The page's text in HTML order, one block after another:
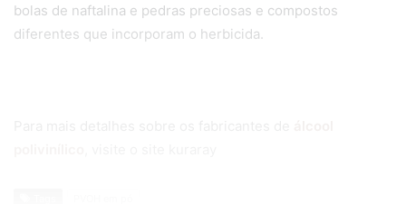
bolas de naftalina e pedras preciosas e compostos
diferentes que incorporam o herbicida.